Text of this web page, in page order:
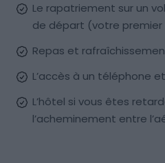
Le rapatriement sur un
de départ (votre premier
Repas et
L’accès à un téléphone
L’hôtel si vous êtes
l’acheminement entre